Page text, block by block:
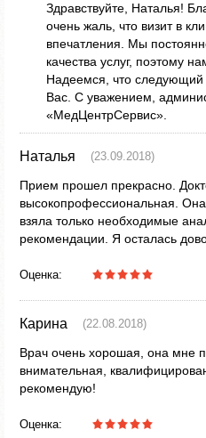
Здравствуйте, Наталья!
очень жаль, что визит в
впечатления. Мы
качества услуг, поэтому
Надеемся, что следующий
Вас. С уважением,
«МедЦентрСервис».
Наталья (23.09.2018)
Прием прошел прекрасно.
высокопрофессиональная.
взяла только необходимые
рекомендации. Я осталась
Оценка:
Карина (22.08.2018)
Врач очень хорошая, она мне
внимательная,
рекомендую!
Оценка: